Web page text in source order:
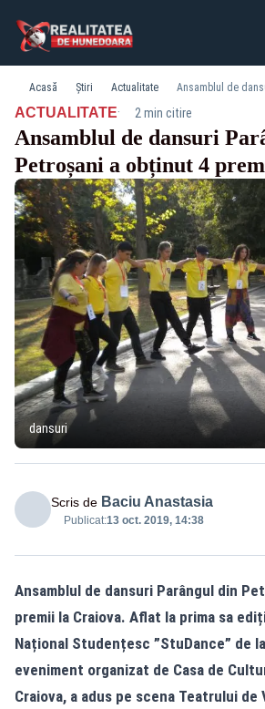
Acasă Știri Actualitate
ACTUALITATE· 2 min citire
Ansamblul de dansuri
Petroșani a obținut 4
dansuri
Scris de Baciu Anastasia
Publicat:13 oct. 2019, 14:38
Ansamblul de dansuri Parângul din
premii la Craiova. Aflat la prima sa
Național Studențesc ”StuDance” de
eveniment organizat de Casa de
Craiova, a adus pe scena Teatrului de